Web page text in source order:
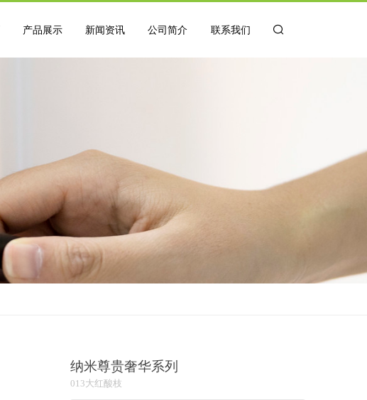
产品展示 新闻资讯 公司简介 联系我们
纳米尊贵奢华系列
013大红酸枝